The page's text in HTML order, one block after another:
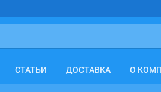
СТАТЬИ ДОСТАВКА О